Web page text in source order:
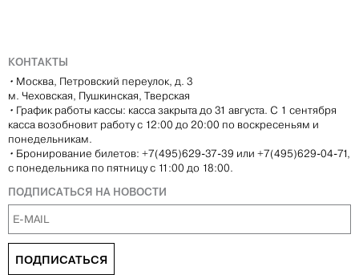
КОНТАКТЫ
• Москва, Петровский переулок, д. 3
м. Чеховская, Пушкинская, Тверская
• График работы кассы: касса закрыта до 31 августа. С 1 сентября
касса возобновит работу с 12:00 до 20:00 по воскресеньям и
понедельникам.
• Бронирование билетов: +7(495)629-37-39 или +7(495)629-04-71,
с понедельника по пятницу с 11:00 до 18:00.
ПОДПИСАТЬСЯ НА НОВОСТИ
ПОДПИСАТЬСЯ